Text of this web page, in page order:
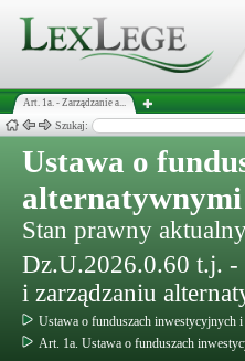
Art. 1a. - Zarządzanie a...
Szukaj:
Ustawa o
Stan prawny
Dz.U.2026.0.60 t.j. -
i zarządzaniu
Ustawa o funduszach inwestycyjnych
Art. 1a. Ustawa o funduszach